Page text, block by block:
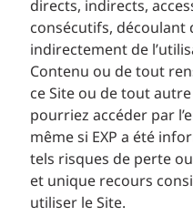
directs, indirects,
consécutifs, découlant
indirectement de
Contenu ou de tout
ce Site ou de tout
pourriez accéder par
même si EXP a été
tels risques de perte
et unique recours
utiliser le Site.